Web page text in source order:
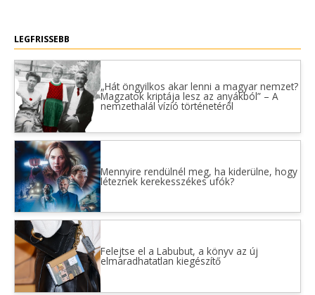
LEGFRISSEBB
„Hát öngyilkos akar lenni a magyar nemzet?
Magzatok kriptája lesz az anyákból” – A
nemzethalál vízió történetéről
Mennyire rendülnél meg, ha kiderülne, hogy
léteznek kerekesszékes ufók?
Felejtse el a Labubut, a könyv az új
elmaradhatatlan kiegészítő